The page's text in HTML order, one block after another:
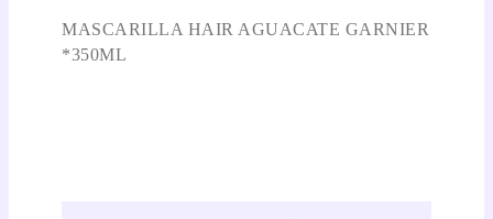
MASCARILLA HAIR AGUACATE GARNIER
*350ML